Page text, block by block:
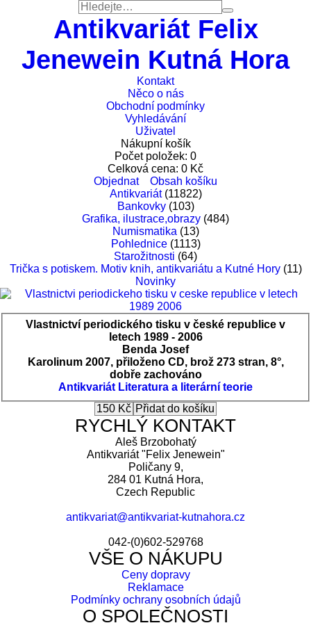
Antikvariát Felix
Jenewein Kutná Hora
Kontakt
Něco o nás
Obchodní podmínky
Vyhledávání
Uživatel
Nákupní košík
Počet položek: 0
Celková cena: 0 Kč
Objednat
Obsah košíku
Antikvariát(11822)
Bankovky(103)
Grafika, ilustrace,obrazy (484)
Numismatika (13)
Pohlednice(1113)
Starožitnosti (64)
Trička s potiskem. Motiv knih, antikvariátu a Kutné Hory(11)
Novinky
Vlastnictví periodického tisku v české republice v
letech 1989 - 2006
Benda Josef
Karolinum 2007, přiloženo CD, brož 273 stran, 8°,
dobře zachováno
Antikvariát Literatura a literární teorie
RYCHLÝ KONTAKT
Aleš Brzobohatý
Antikvariát "Felix Jenewein"
Poličany 9,
284 01 Kutná Hora,
Czech Republic
antikvariat@antikvariat-kutnahora.cz
042-(0)602-529768
VŠE O NÁKUPU
Ceny dopravy
Reklamace
Podmínky ochrany osobních údajů
O SPOLEČNOSTI